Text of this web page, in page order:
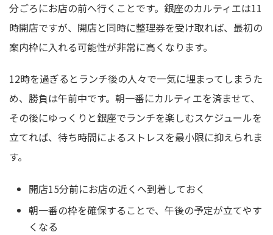
分ごろにお店の前へ行くことです。銀座のカルティエは11
時開店ですが、開店と同時に整理券を受け取れば、最初の
案内枠に入れる可能性が非常に高くなります。
12時を過ぎるとランチ後の人々で一気に埋まってしまうた
め、勝負は午前中です。朝一番にカルティエを済ませて、
その後にゆっくりと銀座でランチを楽しむスケジュールを
立てれば、待ち時間によるストレスを最小限に抑えられま
す。
開店15分前にお店の近くへ到着しておく
朝一番の枠を確保することで、午後の予定が立てやす
くなる